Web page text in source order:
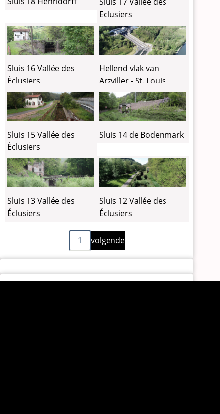
Eclusiers
Sluis 16 Vallée des
Éclusiers
Hellend vlak van
Arzviller - St. Louis
Sluis 15 Vallée des
Éclusiers
Sluis 14 de Bodenmark
Sluis 13 Vallée des
Éclusiers
Sluis 12 Vallée des
Éclusiers
1
Volgende
pagina
volgende